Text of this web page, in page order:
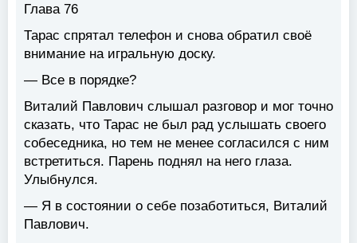
Глава 76
Тарас спрятал телефон и снова обратил своё
внимание на игральную доску.
— Все в порядке?
Виталий Павлович слышал разговор и мог точно
сказать, что Тарас не был рад услышать своего
собеседника, но тем не менее согласился с ним
встретиться. Парень поднял на него глаза.
Улыбнулся.
— Я в состоянии о себе позаботиться, Виталий
Павлович.